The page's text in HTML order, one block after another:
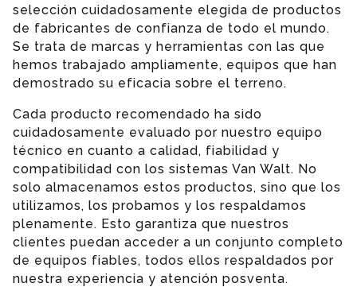
selección cuidadosamente elegida de productos
de fabricantes de confianza de todo el mundo.
Se trata de marcas y herramientas con las que
hemos trabajado ampliamente, equipos que han
demostrado su eficacia sobre el terreno.
Cada producto recomendado ha sido
cuidadosamente evaluado por nuestro equipo
técnico en cuanto a calidad, fiabilidad y
compatibilidad con los sistemas Van Walt. No
solo almacenamos estos productos, sino que los
utilizamos, los probamos y los respaldamos
plenamente. Esto garantiza que nuestros
clientes puedan acceder a un conjunto completo
de equipos fiables, todos ellos respaldados por
nuestra experiencia y atención posventa.